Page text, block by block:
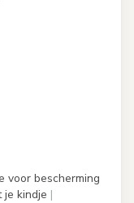
voor bescherming
je kindje |